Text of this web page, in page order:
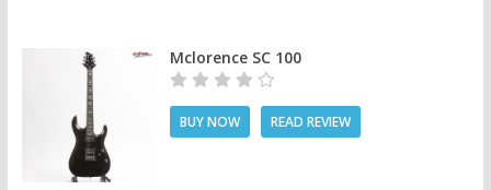
Mclorence SC 100
BUY NOW READ REVIEW